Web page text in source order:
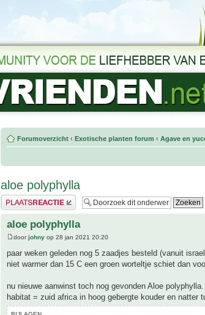
Forumoverzicht ‹ Exotische planten forum ‹ Agave en
aloe polyphylla
Plaats een reactie
aloe polyphylla
doorjohny op 28 jan 2021 20:20
paar weken geleden nog 5 zaadjes besteld (vanuit
niet warmer dan 15 C een groen worteltje schiet dan
nu nieuwe aanwinst toch nog gevonden Aloe polyphylla.
habitat = zuid africa in hoog gebergte kouder en natter